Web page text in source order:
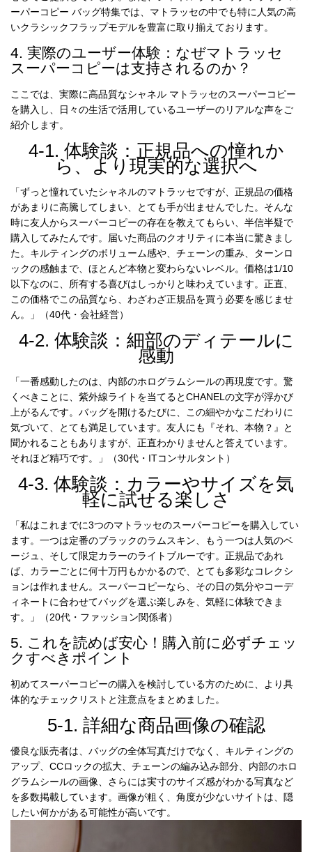
ーパーコピー バッグ特集では、マトラッセの中でも特に人気の高
いクラシックフラップモデルを豊富に取り揃えております。
4. 実際のユーザー体験：なぜマトラッセ
スーパーコピーは支持されるのか？
ここでは、実際に高品質なシャネル マトラッセのスーパーコピー
を購入し、日々の生活で活用しているユーザーのリアルな声をご
紹介します。
4-1. 体験談：正規品への憧れか
ら、より現実的な選択へ
「ずっと憧れていたシャネルのマトラッセですが、正規品の価格
があまりに高騰してしまい、とても手が出ませんでした。そんな
時に友人からスーパーコピーの存在を教えてもらい、半信半疑で
購入してみたんです。届いた商品のクオリティに本当に驚きまし
た。キルティングのボリューム感や、チェーンの重み、ターンロ
ックの感触まで、ほとんど本物と変わらないレベル。価格は1/10
以下なのに、所有する喜びはしっかりと味わえています。正直、
この価格でこの品質なら、わざわざ正規品を買う必要を感じませ
ん。」（40代・会社経営）
4-2. 体験談：細部のディテールに
感動
「一番感動したのは、内部のホログラムシールの再現度です。驚
くべきことに、紫外線ライトを当てるとCHANELの文字が浮かび
上がるんです。バッグを開けるたびに、この細やかなこだわりに
気づいて、とても満足しています。友人にも『それ、本物？』と
聞かれることもありますが、正直わかりませんと答えています。
それほど精巧です。」（30代・ITコンサルタント）
4-3. 体験談：カラーやサイズを気
軽に試せる楽しさ
「私はこれまでに3つのマトラッセのスーパーコピーを購入してい
ます。一つは定番のブラックのラムスキン、もう一つは人気のベ
ージュ、そして限定カラーのライトブルーです。正規品であれ
ば、カラーごとに何十万円もかかるので、とても多彩なコレクシ
ョンは作れません。スーパーコピーなら、その日の気分やコーデ
ィネートに合わせてバッグを選ぶ楽しみを、気軽に体験できま
す。」（20代・ファッション関係者）
5. これを読めば安心！購入前に必ずチェッ
クすべきポイント
初めてスーパーコピーの購入を検討している方のために、より具
体的なチェックリストと注意点をまとめました。
5-1. 詳細な商品画像の確認
優良な販売者は、バッグの全体写真だけでなく、キルティングの
アップ、CCロックの拡大、チェーンの編み込み部分、内部のホロ
グラムシールの画像、さらには実寸のサイズ感がわかる写真など
を多数掲載しています。画像が粗く、角度が少ないサイトは、隠
したい何かがある可能性が高いです。